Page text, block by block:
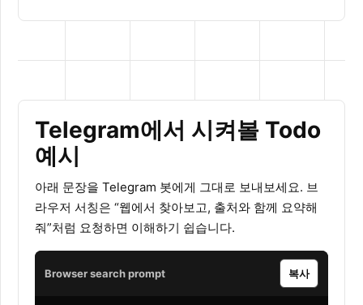
Telegram에서 시켜볼 Todo
예시
아래 문장을 Telegram 봇에게 그대로 보내보세요. 브
라우저 서칭은 “웹에서 찾아보고, 출처와 함께 요약해
줘”처럼 요청하면 이해하기 쉽습니다.
Browser search prompt 복사